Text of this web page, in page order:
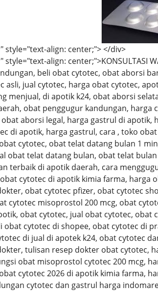
style="text-align: center;"> </div>
style="text-align: center;">KONSULTASI
beli obat cytotec, obat aborsi
asli, jual cytotec, harga obat cytotec,
menjual, di apotik k24, obat aborsi
obat penggugur kandungan,
aborsi legal, harga gastrul di
di apotik, harga gastrul, cara , toko
cytotec, obat telat datang bulan 1
obat telat datang bulan, obat telat
terbaik di apotik daerah, cara
cytotec di apotik kimia farma, harga
obat cytotec pfizer, obat cytotec
cytotec misoprostol 200 mcg, obat
obat cytotec, jual obat cytotec,
obat cytotec di shopee, obat cytotec di
di jual di apotek k24, obat cytotec
tulisan resep dokter obat cytotec,
obat misoprostol cytotec 200 mcg,
cytotec 2026 di apotik kimia farma,
cytotec dan gastrul harga